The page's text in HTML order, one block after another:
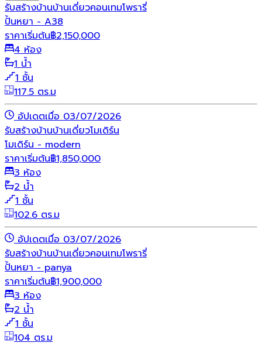
รับสร้างบ้านบ้านเดี่ยวคอนเทมโพรารี่
ปั้นหยา - A38
ราคาเริ่มต้น฿2,150,000
4 ห้อง
1 น้ำ
1 ชั้น
117.5 ตร.ม
อัปเดตเมื่อ 03/07/2026
รับสร้างบ้านบ้านเดี่ยวโมเดิร์น
โมเดิร์น - modern
ราคาเริ่มต้น฿1,850,000
3 ห้อง
2 น้ำ
1 ชั้น
102.6 ตร.ม
อัปเดตเมื่อ 03/07/2026
รับสร้างบ้านบ้านเดี่ยวคอนเทมโพรารี่
ปั้นหยา - panya
ราคาเริ่มต้น฿1,900,000
3 ห้อง
2 น้ำ
1 ชั้น
104 ตร.ม